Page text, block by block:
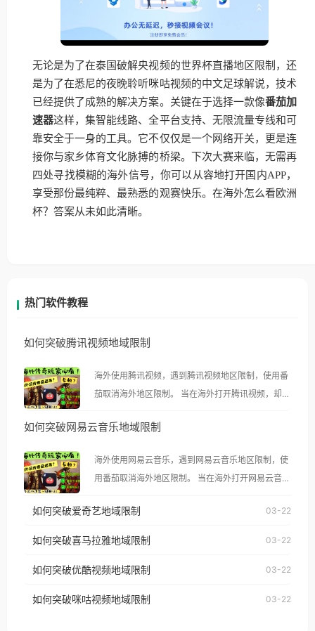
无论是为了在泰国破解央视频的世界杯直播地区限制，还
是为了在悉尼的夜晚聆听咪咕视频的中文足球解说，技术
已经提供了成熟的解决方案。关键在于选择一款像番茄加
速器这样，集智能线路、全平台支持、无限流量专线和可
靠安全于一身的工具。它不仅仅是一个网络开关，更是连
接你与家乡体育文化脉搏的桥梁。下次大赛来临，无需再
四处寻找模糊的海外信号，你可以从容地打开国内APP，
享受那份最纯粹、最熟悉的观赛快乐。在海外怎么看欧洲
杯？答案从未如此清晰。
热门软件教程
如何突破腾讯视频地域限制
海外使用腾讯视频，遇到腾讯视频地区限制，使用番
茄取消海外地区限制。 当在海外打开腾讯视频，却突
示语。 海外用户如香港、澳门、台湾、美国、加拿
像其他音乐平台一样，出现地区及版权限制问题，且
仅能在中国大陆地区播放。 遇到这个问题的朋友们，
使用番茄回国加速器，即可解决「海外用户收听腾讯
台湾、美国、加拿大、澳大利亚、欧洲等国家和地区
权限制所困扰。
如何突破网易云音乐地域限制
海外使用网易云音乐，遇到网易云音乐地区限制，使
用番茄取消海外地区限制。 当在海外打开网易云音
播放”的提示语。 海外用户如香港、澳门、台湾、美
国、加拿大、澳大利亚、欧洲等国家和地区时，网易
制问题，且仅能在中国大陆地区播放。 遇到这个问题
户收听网易云音乐地区版权限制」的问题，无论人在
如何突破爱奇艺地域限制 03-22
如何突破喜马拉雅地域限制 03-22
如何突破优酷视频地域限制 03-22
如何突破咪咕视频地域限制 03-22